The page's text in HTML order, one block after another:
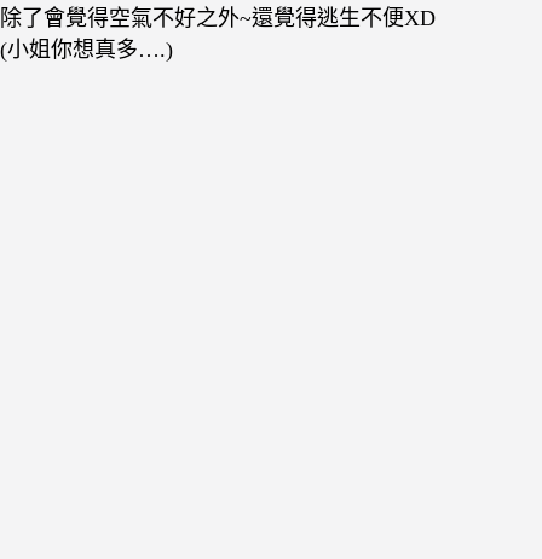
除了會覺得空氣不好之外~還覺得逃生不便XD
(小姐你想真多….)